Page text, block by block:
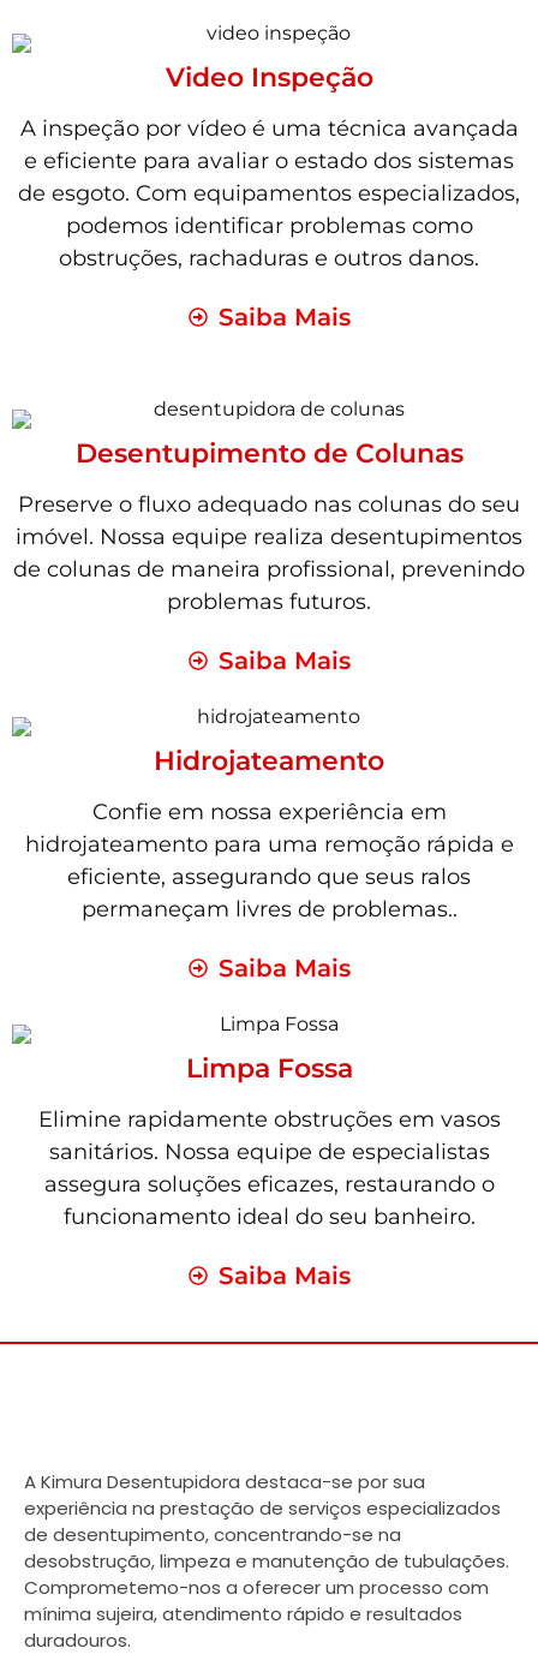
Video Inspeção
A inspeção por vídeo é uma técnica avançada
e eficiente para avaliar o estado dos sistemas
de esgoto. Com equipamentos especializados,
podemos identificar problemas como
obstruções, rachaduras e outros danos.
Saiba Mais
Desentupimento de Colunas
Preserve o fluxo adequado nas colunas do seu
imóvel. Nossa equipe realiza desentupimentos
de colunas de maneira profissional, prevenindo
problemas futuros.
Saiba Mais
Hidrojateamento
Confie em nossa experiência em
hidrojateamento para uma remoção rápida e
eficiente, assegurando que seus ralos
permaneçam livres de problemas..
Saiba Mais
Limpa Fossa
Elimine rapidamente obstruções em vasos
sanitários. Nossa equipe de especialistas
assegura soluções eficazes, restaurando o
funcionamento ideal do seu banheiro.
Saiba Mais
A Kimura Desentupidora destaca-se por sua
experiência na prestação de serviços especializados
de desentupimento, concentrando-se na
desobstrução, limpeza e manutenção de tubulações.
Comprometemo-nos a oferecer um processo com
mínima sujeira, atendimento rápido e resultados
duradouros.